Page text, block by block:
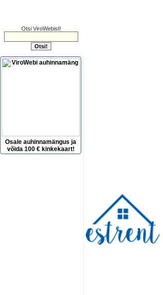
Otsi ViroWebist!
Osale auhinnamängus ja
võida 100 € kinkekaart!